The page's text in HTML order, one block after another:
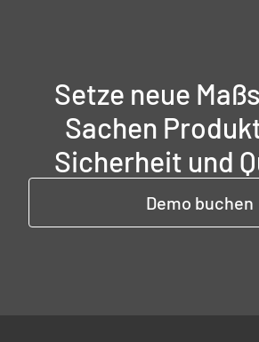
Setze neue
Sachen
Sicherheit und
Demo buchen